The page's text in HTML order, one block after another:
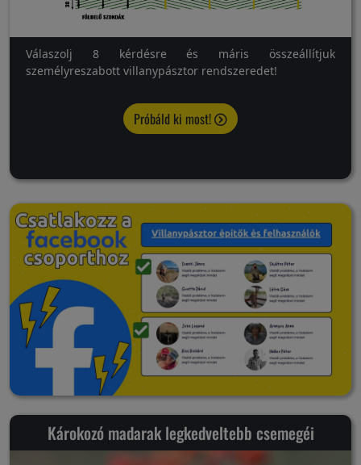
Válaszolj 8 kérdésre és máris összeállítjuk
személyreszabott villanypásztor rendszeredet!
Próbáld ki most!
Károkozó madarak legkedveltebb csemegéi